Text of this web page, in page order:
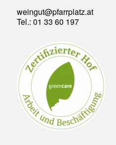
weingut@pfarrplatz.at
Tel.: 01 33 60 197